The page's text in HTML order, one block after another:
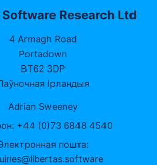
Research Ltd
4 Armagh Road
Portadown
BT62 3DP
Ірландыя
Adrian Sweeney
+44 (0)73 6848 4540
пошта: